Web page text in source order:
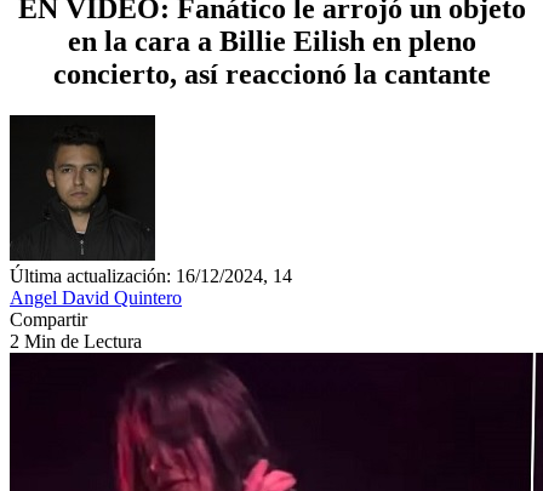
EN VIDEO: Fanático le arrojó un objeto
en la cara a Billie Eilish en pleno
concierto, así reaccionó la cantante
Última actualización: 16/12/2024, 14
Angel David Quintero
Compartir
2 Min de Lectura